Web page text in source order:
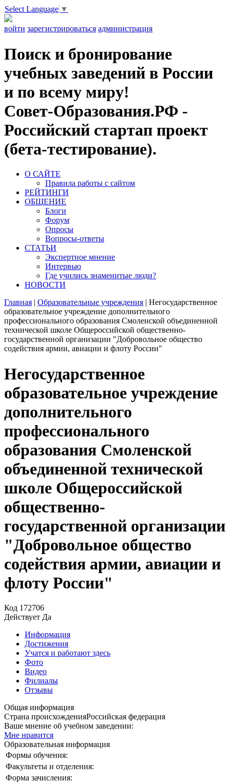
Select Language ▼
войти зарегистрироваться администрация
Поиск и бронирование
учебных заведений в России
и по всему миру!
Совет-Образования.РФ -
Российский стартап проект
(бета-тестирование).
О САЙТЕ
Правила работы с сайтом
РЕЙТИНГИ
ОБЩЕНИЕ
Блоги
Форум
Опросы
Вопросы-ответы
СТАТЬИ
Экспертное мнение
Интервью
Где учились знаменитые люди?
НОВОСТИ
Главная | Образовательные учреждения | Негосударственное
образовательное учреждение дополнительного
профессионального образования Смоленской объединенной
технической школе Общероссийской общественно-
государственной организации "Добровольное общество
содействия армии, авиации и флоту России"
Негосударственное
образовательное учреждение
дополнительного
профессионального
образования Смоленской
объединенной технической
школе Общероссийской
общественно-
государственной организации
"Добровольное общество
содействия армии, авиации и
флоту России"
Код 172706
Действует Да
Информация
Достижения
Учатся и работают здесь
Фото
Видео
Филиалы
Отзывы
Общая информация
Страна происхожденияРоссийская федерация
Ваше мнение об учебном заведении:
Мне нравится
Образовательная информация
Формы обучения:
Факультеты и отделения:
Форма зачисления: